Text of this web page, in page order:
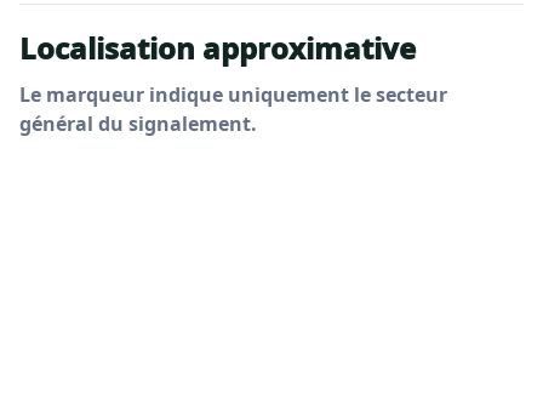
Localisation approximative
Le marqueur indique uniquement le secteur
général du signalement.